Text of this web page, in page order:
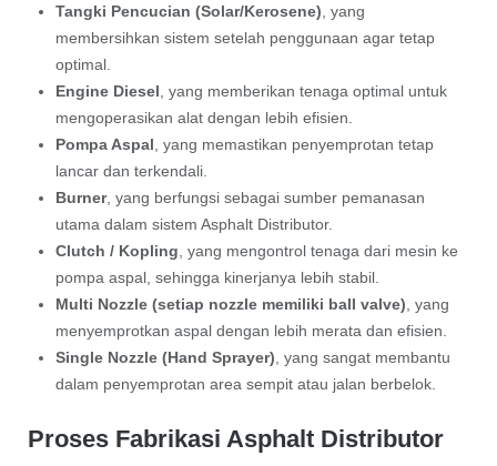
Tangki Pencucian (Solar/Kerosene), yang
membersihkan sistem setelah penggunaan agar tetap
optimal.
Engine Diesel, yang memberikan tenaga optimal untuk
mengoperasikan alat dengan lebih efisien.
Pompa Aspal, yang memastikan penyemprotan tetap
lancar dan terkendali.
Burner, yang berfungsi sebagai sumber pemanasan
utama dalam sistem Asphalt Distributor.
Clutch / Kopling, yang mengontrol tenaga dari mesin ke
pompa aspal, sehingga kinerjanya lebih stabil.
Multi Nozzle (setiap nozzle memiliki ball valve), yang
menyemprotkan aspal dengan lebih merata dan efisien.
Single Nozzle (Hand Sprayer), yang sangat membantu
dalam penyemprotan area sempit atau jalan berbelok.
Proses Fabrikasi Asphalt Distributor